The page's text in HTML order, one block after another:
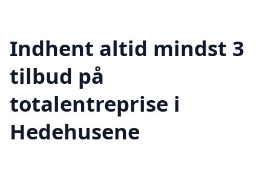
Indhent altid mindst 3
tilbud på
totalentreprise i
Hedehusene